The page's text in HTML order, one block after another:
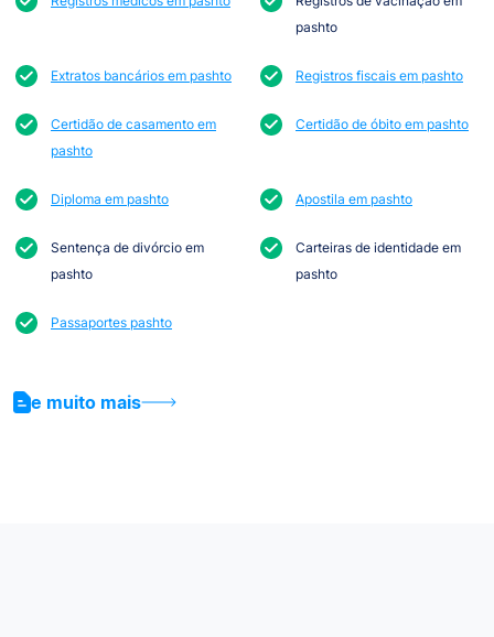
pashto
Extratos bancários em pashto Registros fiscais em pashto
Certidão de casamento em
pashto
Certidão de óbito em pashto
Diploma em pashto Apostila em pashto
Sentença de divórcio em
pashto
Carteiras de identidade em
pashto
Passaportes pashto
e muito mais